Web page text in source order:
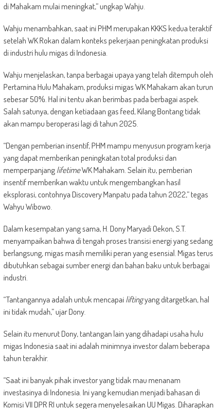
di Mahakam mulai meningkat,” ungkap Wahju.
Wahju menambahkan, saat ini PHM merupakan KKKS kedua teraktif
setelah WK Rokan dalam konteks pekerjaan peningkatan produksi
di industri hulu migas di Indonesia.
Wahju menjelaskan, tanpa berbagai upaya yang telah ditempuh oleh
Pertamina Hulu Mahakam, produksi migas WK Mahakam akan turun
sebesar 50%. Hal ini tentu akan berimbas pada berbagai aspek.
Salah satunya, dengan ketiadaan gas feed, Kilang Bontang tidak
akan mampu beroperasi lagi di tahun 2025.
“Dengan pemberian insentif, PHM mampu menyusun program kerja
yang dapat memberikan peningkatan total produksi dan
memperpanjanglifetimeWK Mahakam. Selain itu, pemberian
insentif memberikan waktu untuk mengembangkan hasil
eksplorasi, contohnya Discovery Manpatu pada tahun 2022,” tegas
Wahyu Wibowo.
Dalam kesempatan yang sama, H. Dony Maryadi Oekon, S.T.
menyampaikan bahwa di tengah proses transisi energi yang sedang
berlangsung, migas masih memiliki peran yang esensial. Migas terus
dibutuhkan sebagai sumber energi dan bahan baku untuk berbagai
industri.
“Tantangannya adalah untuk mencapailiftingyang ditargetkan, hal
ini tidak mudah,” ujar Dony.
Selain itu menurut Dony, tantangan lain yang dihadapi usaha hulu
migas Indonesia saat ini adalah minimnya investor dalam beberapa
tahun terakhir.
“Saat ini banyak pihak investor yang tidak mau menanam
investasinya di Indonesia. Ini yang kemudian menjadi bahasan di
Komisi VII DPR RI untuk segera menyelesaikan UU Migas. Diharapkan